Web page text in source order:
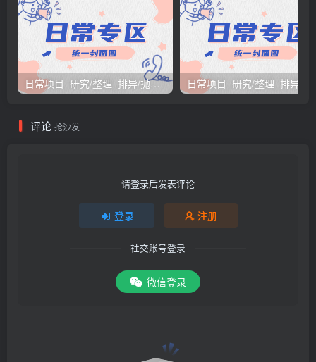
日常项目_研究/整理_排异/抛弃汇总[26.3.15-3.21整理]
评论 抢沙发
请登录后发表评论
登录 注册
社交账号登录
微信登录